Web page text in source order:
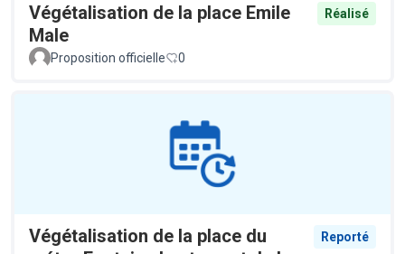
Végétalisation de la place Emile
Male
Réalisé
Proposition officielle 0
Végétalisation de la place du
Reporté